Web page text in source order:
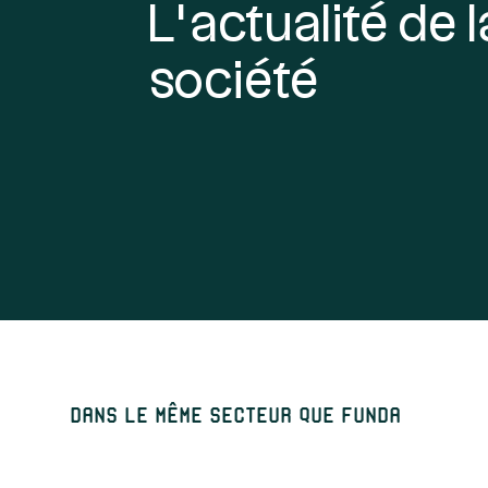
L’actualité de
société
Dans le même secteur que Funda